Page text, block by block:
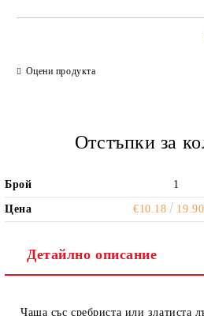
Оцени продукта
Отстъпки за
Брой 1
Цена €10.18
Детайлно описание
Чаша със сребриста или златиста